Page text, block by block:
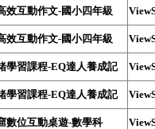
效互動作文-國小四年級
效互動作文-國小四年級
學習課程-EQ達人養成記
學習課程-EQ達人養成記
數位互動桌遊-數學科